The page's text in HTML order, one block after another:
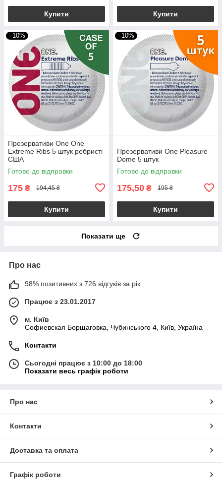
Купити Купити
–10%
Презервативи One One
Extreme Ribs 5 штук ребристі
США
Готово до відправки
175 ₴ 194,45 ₴
Купити
–10%
Презервативи One Pleasure
Dome 5 штук
Готово до відправки
175,50 ₴ 195 ₴
Купити
Показати ще
Про нас
98% позитивних з 726 відгуків за рік
Працює з 23.01.2017
м. Київ
Софиевская Борщаговка, Чубинського 4, Київ, Україна
Контакти
Сьогодні працює з 10:00 до 18:00
Показати весь графік роботи
Про нас
Контакти
Доставка та оплата
Графік роботи